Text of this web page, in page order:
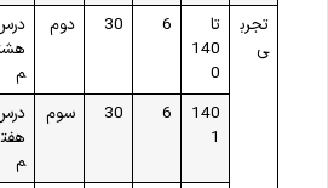
تجرب
ی
تا
140
0
6
30 دوم
درس
هشت
م
140
6
30 سوم
درس
هفت
م